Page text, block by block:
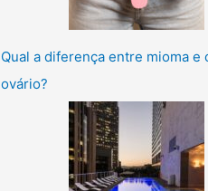
Qual a diferença entre mioma e
ovário?